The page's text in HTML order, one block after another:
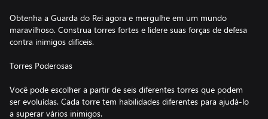
Obtenha a Guarda do Rei agora e mergulhe em um mundo
maravilhoso. Construa torres fortes e lidere suas forças de defesa
contra inimigos difíceis.
Torres Poderosas
Você pode escolher a partir de seis diferentes torres que podem
ser evoluídas. Cada torre tem habilidades diferentes para ajudá-lo
a superar vários inimigos.